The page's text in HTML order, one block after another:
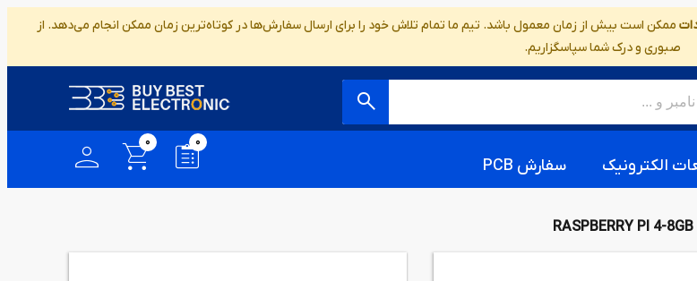
ممکن است بیش از زمان معمول باشد. تیم ما تمام تلاش خود را برای ارسال سفارش‌ها در کوتاه‌ترین زمان ممکن انجام می‌دهد. از
صبوری و درک شما سپاسگزاریم.
الکترونیک سفارش PCB
0
0
RASPBERRY PI 4-8GB